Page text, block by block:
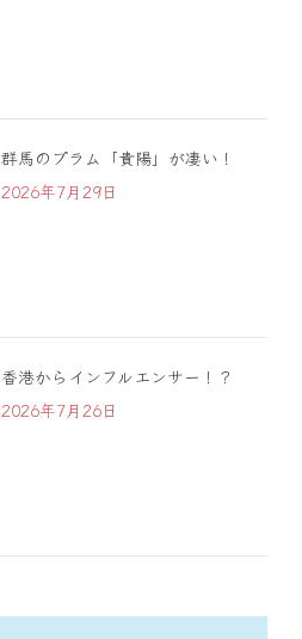
群馬のプラム「貴陽」が凄い！
2026年7月29日
香港からインフルエンサー！？
2026年7月26日